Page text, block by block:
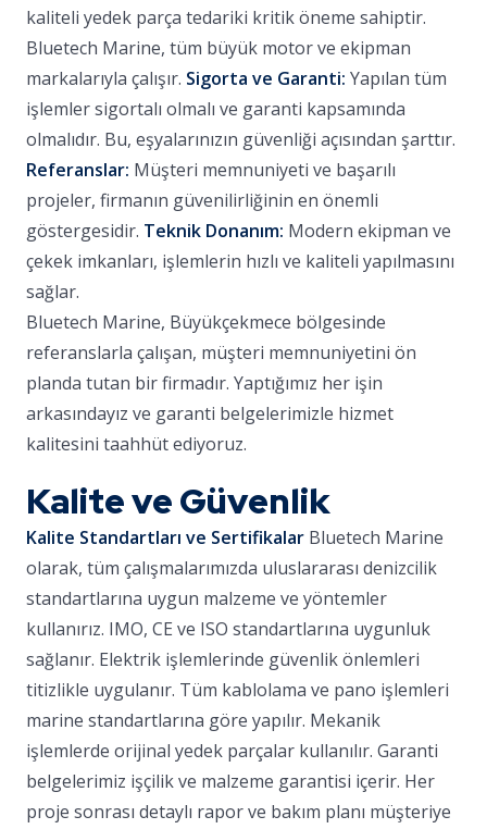
kaliteli yedek parça tedariki kritik öneme sahiptir.
Bluetech Marine, tüm büyük motor ve ekipman
markalarıyla çalışır. Sigorta ve Garanti: Yapılan tüm
işlemler sigortalı olmalı ve garanti kapsamında
olmalıdır. Bu, eşyalarınızın güvenliği açısından şarttır.
Referanslar: Müşteri memnuniyeti ve başarılı
projeler, firmanın güvenilirliğinin en önemli
göstergesidir. Teknik Donanım: Modern ekipman ve
çekek imkanları, işlemlerin hızlı ve kaliteli yapılmasını
sağlar.
Bluetech Marine, Büyükçekmece bölgesinde
referanslarla çalışan, müşteri memnuniyetini ön
planda tutan bir firmadır. Yaptığımız her işin
arkasındayız ve garanti belgelerimizle hizmet
kalitesini taahhüt ediyoruz.
Kalite ve Güvenlik
Kalite Standartları ve Sertifikalar Bluetech Marine
olarak, tüm çalışmalarımızda uluslararası denizcilik
standartlarına uygun malzeme ve yöntemler
kullanırız. IMO, CE ve ISO standartlarına uygunluk
sağlanır. Elektrik işlemlerinde güvenlik önlemleri
titizlikle uygulanır. Tüm kablolama ve pano işlemleri
marine standartlarına göre yapılır. Mekanik
işlemlerde orijinal yedek parçalar kullanılır. Garanti
belgelerimiz işçilik ve malzeme garantisi içerir. Her
proje sonrası detaylı rapor ve bakım planı müşteriye